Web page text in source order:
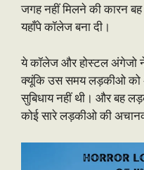
जगह नहीं मिलने की कारन
यहाँपे कॉलेज बना दी।
ये कॉलेज और होस्टल अंगेजो ने
क्यूंकि उस समय लड़कीओ को
सुबिधाय नहीं थी। और बह
कोई सारे लड़कीओ की